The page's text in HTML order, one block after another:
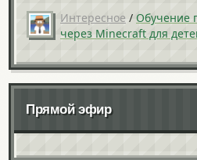
Интересное / Обучение
через Minecraft для
Прямой эфир